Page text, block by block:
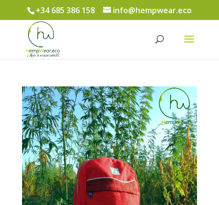
+34 685 386 158 info@hempwear.eco
Búsqueda
productos